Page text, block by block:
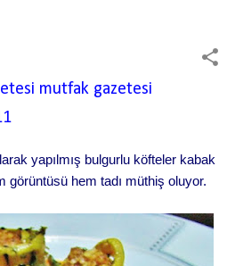
mutfak gazetesi
yapılmış bulgurlu köfteler kabak
görüntüsü hem tadı müthiş oluyor.